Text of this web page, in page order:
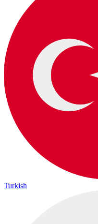
Turkish